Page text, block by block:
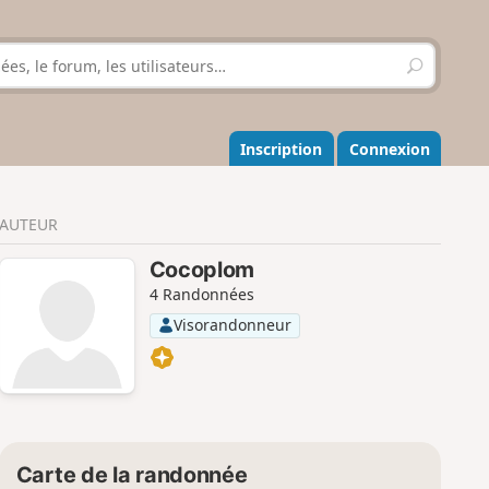
R
e
h
e
r
r
Inscription Connexion
AUTEUR
Cocoplom
4 Randonnées
Visorandonneur
Carte de la randonnée